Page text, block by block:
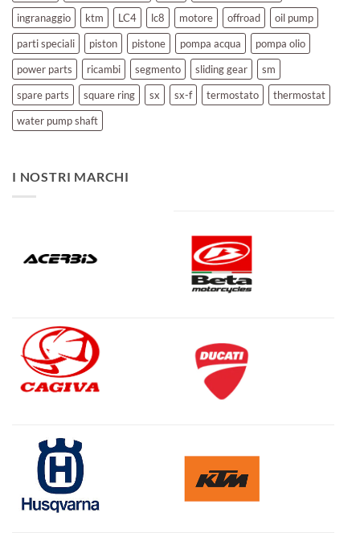
ingranaggio
ktm LC4 lc8 motore offroad
oil pump
parti speciali
piston pistone pompa acqua
pompa olio
power parts
ricambi segmento sliding gear
sm
spare parts
square ring sx sx-f termostato
thermostat
water pump shaft
I NOSTRI MARCHI